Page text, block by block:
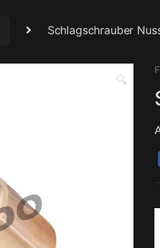
Schlagschrauber
🔍